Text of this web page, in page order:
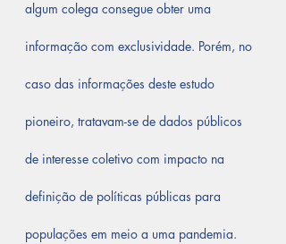
algum colega consegue obter uma
informação com exclusividade. Porém, no
caso das informações deste estudo
pioneiro, tratavam-se de dados públicos
de interesse coletivo com impacto na
definição de políticas públicas para
populações em meio a uma pandemia.